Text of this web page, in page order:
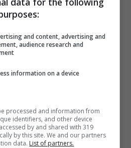
ha raccontato che l’ex
non erano così gravi
le cose non si
all’ultima
ha fatto sapere che è
una ragione, mentre
lui l’ha presa per i
and content, advertising and
audience research and
information on a device
processed and information from
identifiers, and other device
by and shared with 319
by this site. We and our partners
data. List of partners.